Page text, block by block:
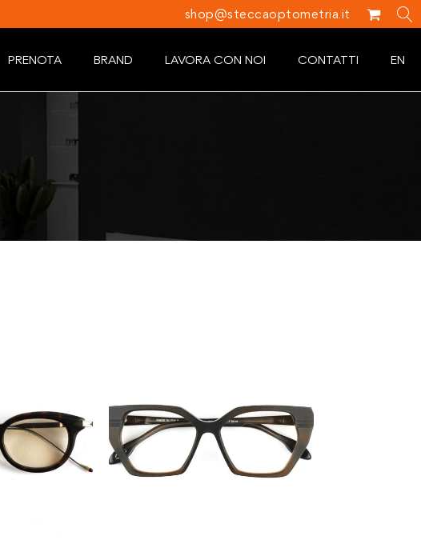
shop@steccaoptometria.it
PRENOTA BRAND LAVORA CON NOI CONTATTI EN